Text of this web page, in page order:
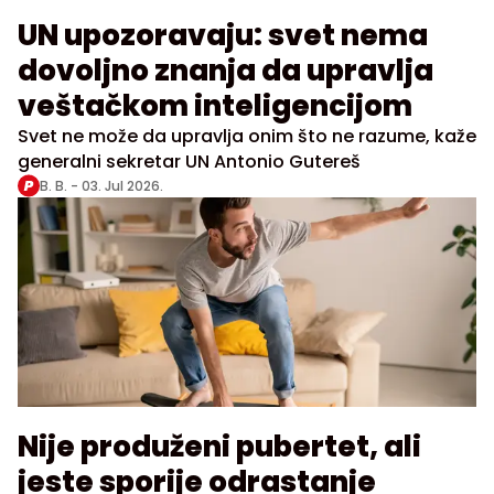
UN upozoravaju: svet nema
dovoljno znanja da upravlja
veštačkom inteligencijom
Svet ne može da upravlja onim što ne razume, kaže
generalni sekretar UN Antonio Gutereš
B. B. - 03. Jul 2026.
Nije produženi pubertet, ali
jeste sporije odrastanje